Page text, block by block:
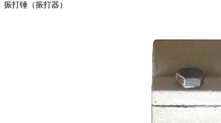
振打锤（振打器）